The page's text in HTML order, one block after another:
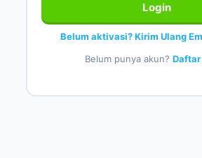
Login
Belum aktivasi? Kirim Ulang
Belum punya akun?